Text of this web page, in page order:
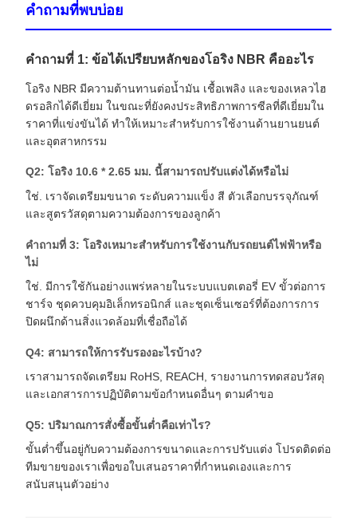
คำถามที่พบบ่อย
คำถามที่ 1: ข้อได้เปรียบหลักของโอริง NBR คืออะไร
โอริง NBR มีความต้านทานต่อน้ำมัน เชื้อเพลิง และของเหลวไฮ
ดรอลิกได้ดีเยี่ยม ในขณะที่ยังคงประสิทธิภาพการซีลที่ดีเยี่ยมใน
ราคาที่แข่งขันได้ ทำให้เหมาะสำหรับการใช้งานด้านยานยนต์
และอุตสาหกรรม
Q2: โอริง 10.6 * 2.65 มม. นี้สามารถปรับแต่งได้หรือไม่
ใช่. เราจัดเตรียมขนาด ระดับความแข็ง สี ตัวเลือกบรรจุภัณฑ์
และสูตรวัสดุตามความต้องการของลูกค้า
คำถามที่ 3: โอริงเหมาะสำหรับการใช้งานกับรถยนต์ไฟฟ้าหรือ
ไม่
ใช่. มีการใช้กันอย่างแพร่หลายในระบบแบตเตอรี่ EV ขั้วต่อการ
ชาร์จ ชุดควบคุมอิเล็กทรอนิกส์ และชุดเซ็นเซอร์ที่ต้องการการ
ปิดผนึกด้านสิ่งแวดล้อมที่เชื่อถือได้
Q4: สามารถให้การรับรองอะไรบ้าง?
เราสามารถจัดเตรียม RoHS, REACH, รายงานการทดสอบวัสดุ
และเอกสารการปฏิบัติตามข้อกำหนดอื่นๆ ตามคำขอ
Q5: ปริมาณการสั่งซื้อขั้นต่ำคือเท่าไร?
ขั้นต่ำขึ้นอยู่กับความต้องการขนาดและการปรับแต่ง โปรดติดต่อ
ทีมขายของเราเพื่อขอใบเสนอราคาที่กำหนดเองและการ
สนับสนุนตัวอย่าง